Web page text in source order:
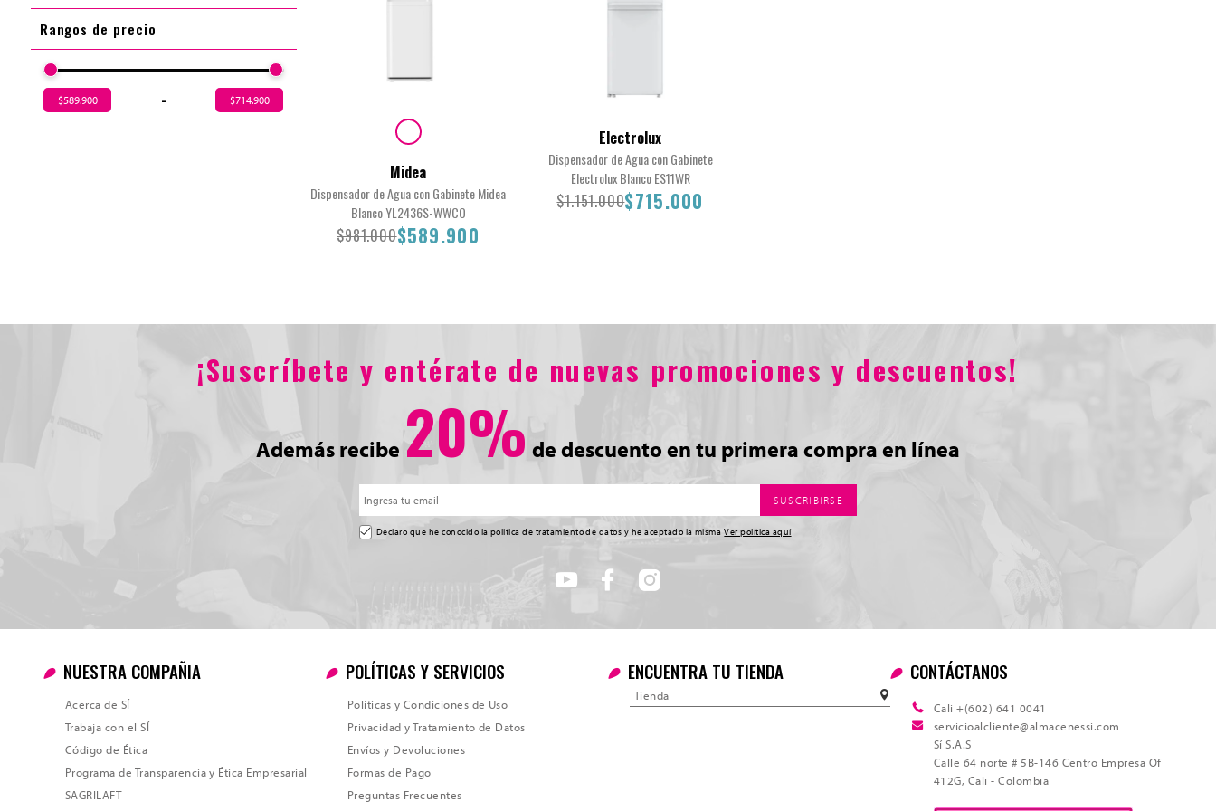
Rangos de precio
$589.900 - $714.900
Midea
Dispensador de Agua con Gabinete Midea
Blanco YL2436S-WWCO
$981.000$589.900
$981.000
Electrolux
Dispensador de Agua con Gabinete
Electrolux Blanco ES11WR
$1.151.000$715.000
¡Suscríbete y entérate de nuevas promociones y descuentos!
Además recibe 20% de descuento en tu primera compra en línea
SUSCRIBIRSE
Declaro que he conocido la politica de tratamiento de datos y he aceptado la misma Ver política aquí
NUESTRA COMPAÑIA
Acerca de SÍ
Trabaja con el SÍ
Código de Ética
Programa de Transparencia y Ética Empresarial
SAGRILAFT
POLÍTICAS Y SERVICIOS
Políticas y Condiciones de Uso
Privacidad y Tratamiento de Datos
Envíos y Devoluciones
Formas de Pago
Preguntas Frecuentes
ENCUENTRA TU TIENDA
Tienda
CONTÁCTANOS
Cali +(602) 641 0041
servicioalcliente@almacenessi.com
Sí S.A.S
Calle 64 norte # 5B-146 Centro Empresa Of
412G, Cali - Colombia